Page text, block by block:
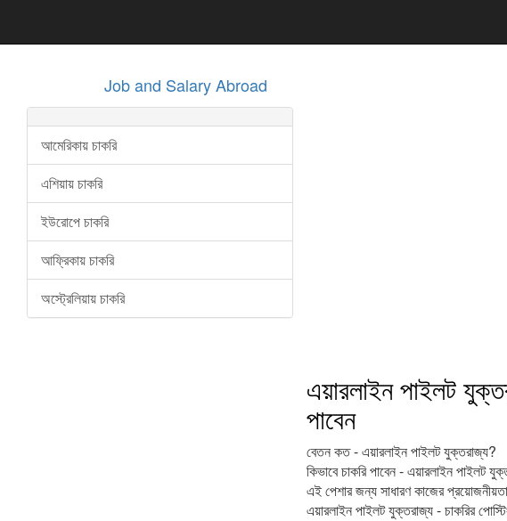
Job and Salary Abroad
আমেরিকায় চাকরি
এশিয়ায় চাকরি
ইউরোপে চাকরি
আফ্রিকায় চাকরি
অস্ট্রেলিয়ায় চাকরি
এয়ারলাইন পাইলট
পাবেন
বেতন কত - এয়ারলাইন পাইলট যুক্তরাজ্য?
কিভাবে চাকরি পাবেন - এয়ারলাইন পাইলট
এই পেশার জন্য সাধারণ কাজের
এয়ারলাইন পাইলট যুক্তরাজ্য - চাকরির